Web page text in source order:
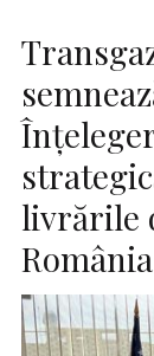
livrările